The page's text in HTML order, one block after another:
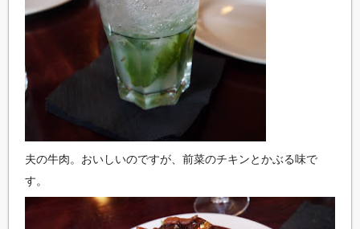
夫の牛肉。おいしいのですが、前菜のチキンとかぶる味で
す。